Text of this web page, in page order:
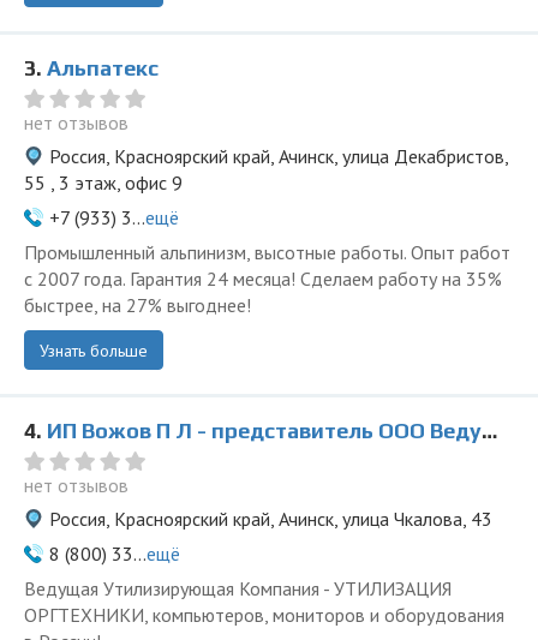
3. Альпатекс
нет отзывов
Россия, Красноярский край, Ачинск, улица Декабристов,
55 , 3 этаж, офис 9
+7 (933) 3...ещё
Промышленный альпинизм, высотные работы. Опыт работ
с 2007 года. Гарантия 24 месяца! Сделаем работу на 35%
быстрее, на 27% выгоднее!
Узнать больше
4. ИП Вожов П Л - представитель ООО Ведущая Утилизирующая Компания
нет отзывов
Россия, Красноярский край, Ачинск, улица Чкалова, 43
8 (800) 33...ещё
Ведущая Утилизирующая Компания - УТИЛИЗАЦИЯ
ОРГТЕХНИКИ, компьютеров, мониторов и оборудования